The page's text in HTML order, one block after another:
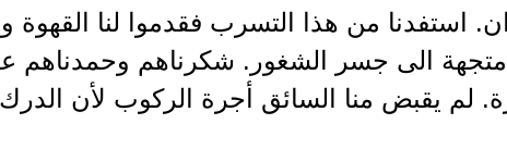
استفدنا من هذا التسرب فقدموا لنا القهوة
متجهة الى جسر الشغور. شكرناهم وحمدناهم
لم يقبض منا السائق أجرة الركوب لأن الدرك